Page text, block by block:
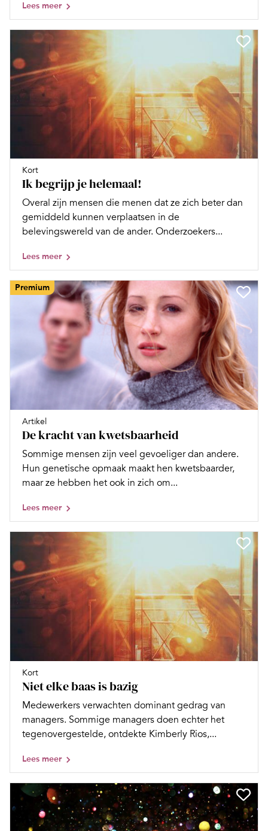
Lees meer
Kort
Ik begrijp je helemaal!
Overal zijn mensen die menen dat ze zich beter dan
gemiddeld kunnen verplaatsen in de
belevingswereld van de ander. Onderzoekers...
Lees meer
Premium
Artikel
De kracht van kwetsbaarheid
Sommige mensen zijn veel gevoeliger dan andere.
Hun genetische opmaak maakt hen kwetsbaarder,
maar ze hebben het ook in zich om...
Lees meer
Kort
Niet elke baas is bazig
Medewerkers verwachten dominant gedrag van
managers. Sommige managers doen echter het
tegenovergestelde, ontdekte Kimberly Rios,...
Lees meer